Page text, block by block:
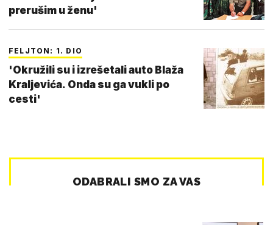
prerušim u ženu'
FELJTON: 1. DIO
'Okružili su i izrešetali auto Blaža
Kraljevića. Onda su ga vukli po
cesti'